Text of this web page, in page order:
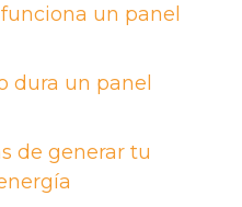
un panel
dura un panel
de generar tu